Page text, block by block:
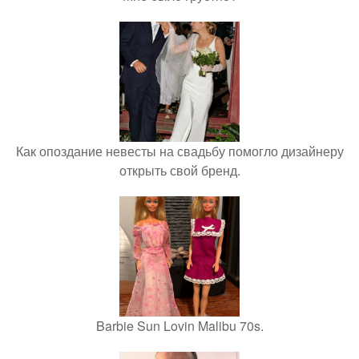
Как опоздание невесты на свадьбу помогло дизайнеру
открыть свой бренд.
Barbie Sun Lovin Malibu 70s.